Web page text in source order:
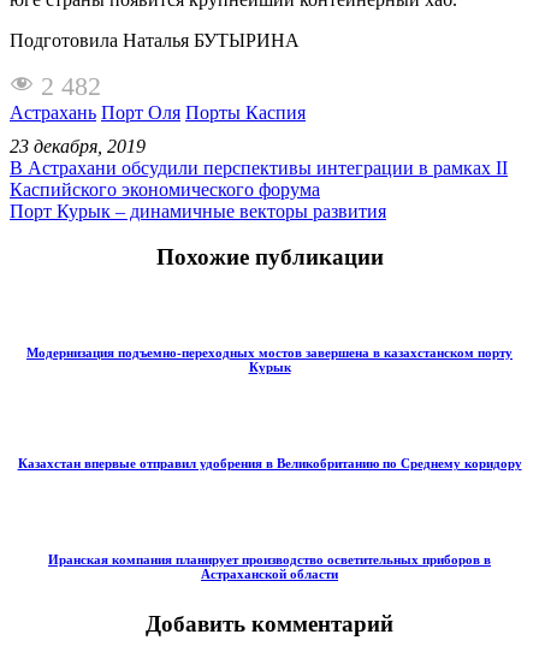
Подготовила Наталья БУТЫРИНА
2 482
Астрахань Порт Оля Порты Каспия
23 декабря, 2019
В Астрахани обсудили перспективы интеграции в рамках II
Каспийского экономического форума
Порт Курык – динамичные векторы развития
Похожие публикации
Модернизация подъемно-переходных мостов завершена в казахстанском порту
Курык
Казахстан впервые отправил удобрения в Великобританию по Среднему коридору
Иранская компания планирует производство осветительных приборов в
Астраханской области
Добавить комментарий